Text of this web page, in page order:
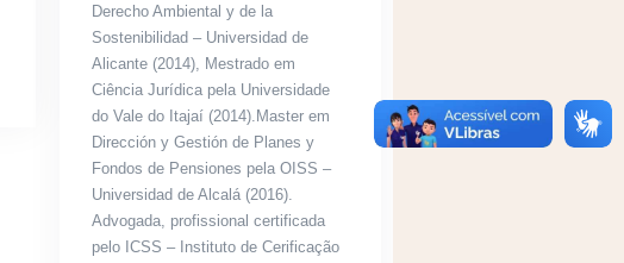
Derecho Ambiental y de la
Sostenibilidad – Universidad de
Alicante (2014), Mestrado em
Ciência Jurídica pela Universidade
do Vale do Itajaí (2014).Master em
Dirección y Gestión de Planes y
Fondos de Pensiones pela OISS –
Universidad de Alcalá (2016).
Advogada, profissional certificada
pelo ICSS – Instituto de Cerificação